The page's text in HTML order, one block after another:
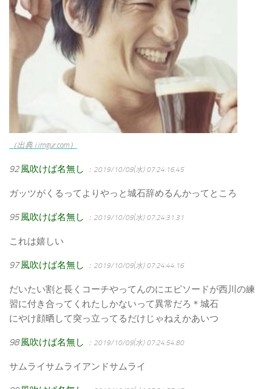
（出典 i.imgur.com）
92 風吹けば名無し ：2019/10/09(水) 07:24:16.45
ガッツがくるってよりやっと城石辞めるんかってところ
95 風吹けば名無し ：2019/10/09(水) 07:24:31.31
これは嬉しい
97 風吹けば名無し ：2019/10/09(水) 07:24:44.16
だいたい割と長くコーチやってんのにエピソードが西川の練
習に付き合ってくれたしかないって異常だろ＊城石
にやけ顔晒して突っ立ってるだけじゃねえかあいつ
98 風吹けば名無し ：2019/10/09(水) 07:24:54.80
サムライサムライアンドサムライ